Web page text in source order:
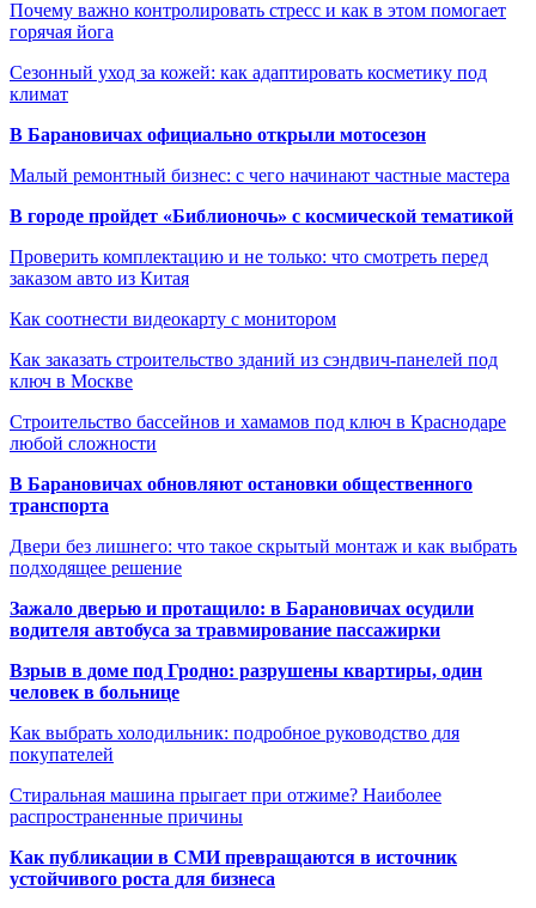
Почему важно контролировать стресс и как в этом помогает
горячая йога
Сезонный уход за кожей: как адаптировать косметику под
климат
В Барановичах официально открыли мотосезон
Малый ремонтный бизнес: с чего начинают частные мастера
В городе пройдет «Библионочь» с космической тематикой
Проверить комплектацию и не только: что смотреть перед
заказом авто из Китая
Как соотнести видеокарту с монитором
Как заказать строительство зданий из сэндвич-панелей под
ключ в Москве
Строительство бассейнов и хамамов под ключ в Краснодаре
любой сложности
В Барановичах обновляют остановки общественного
транспорта
Двери без лишнего: что такое скрытый монтаж и как выбрать
подходящее решение
Зажало дверью и протащило: в Барановичах осудили
водителя автобуса за травмирование пассажирки
Взрыв в доме под Гродно: разрушены квартиры, один
человек в больнице
Как выбрать холодильник: подробное руководство для
покупателей
Стиральная машина прыгает при отжиме? Наиболее
распространенные причины
Как публикации в СМИ превращаются в источник
устойчивого роста для бизнеса